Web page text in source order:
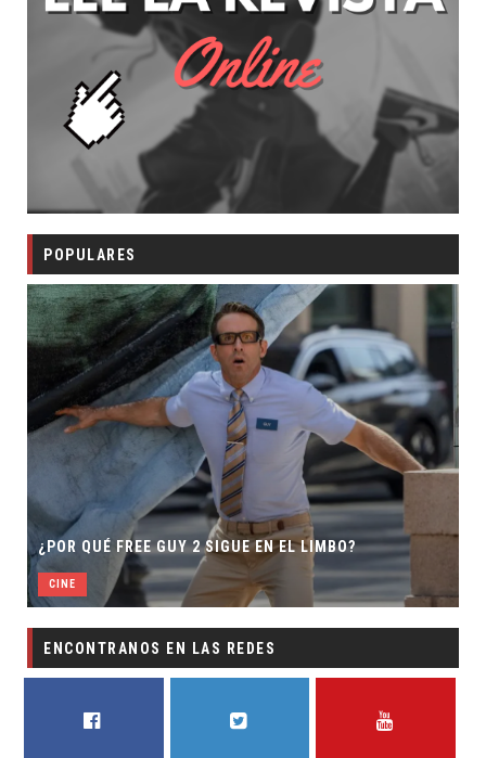
POPULARES
¿POR QUÉ FREE GUY 2 SIGUE EN EL LIMBO?
CINE
ENCONTRANOS EN LAS REDES